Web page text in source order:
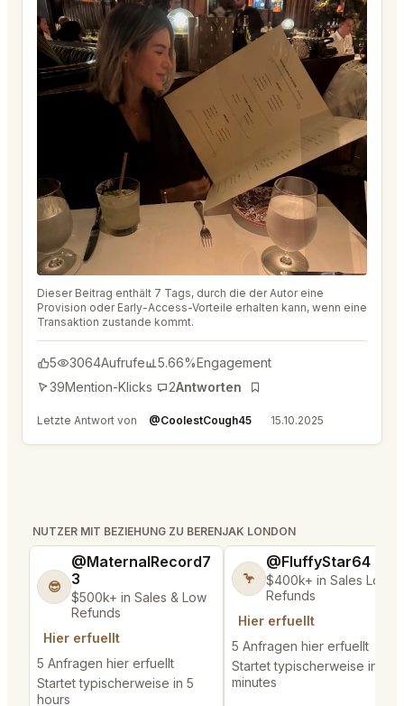
Dieser Beitrag enthält 7 Tags, durch die der Autor eine
Provision oder Early-Access-Vorteile erhalten kann, wenn eine
Transaktion zustande kommt.
5 3064Aufrufe 5.66%Engagement
39Mention-Klicks 2Antworten
Lesezeichen
Letzte Antwort von @CoolestCough45 15.10.2025
NUTZER MIT BEZIEHUNG ZU BERENJAK LONDON
😎
@MaternalRecord7
3
$500k+ in Sales & Low
Refunds
Hier erfuellt
5 Anfragen hier erfuellt
Startet typischerweise in 5
hours
🦩
@FluffyStar64
$400k+ in Sales Low
Refunds
Hier erfuellt
5 Anfragen hier erfuellt
Startet typischerweise in 37
minutes